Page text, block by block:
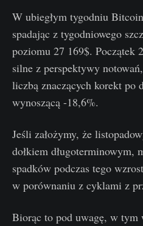
W ubiegłym tygodniu
spadając z tygodniowego
poziomu 27 169$. Początek
silne z perspektywy
liczbą znaczących korekt po
wynoszącą -18,6%.
Jeśli założymy, że
dołkiem długoterminowym,
spadków podczas tego
w porównaniu z cyklami z
Biorąc to pod uwagę, w tym